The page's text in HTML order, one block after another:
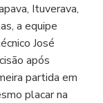
Ituverava,
a equipe
José
após
partida em
placar na